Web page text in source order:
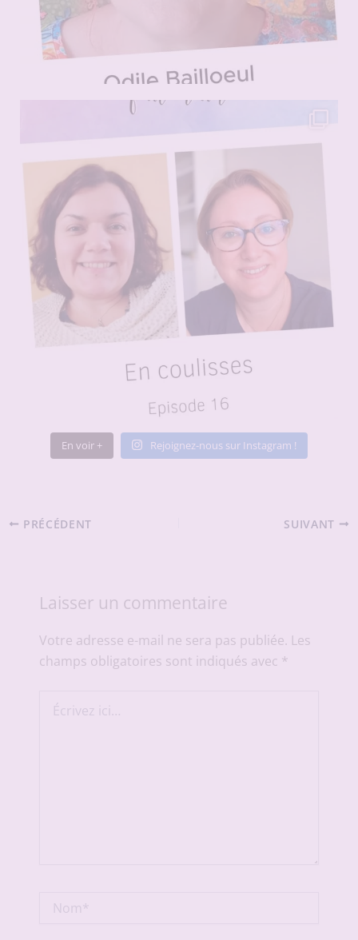
En voir + Rejoignez-nous sur Instagram !
PRÉCÉDENT SUIVANT
Laisser un commentaire
Votre adresse e-mail ne sera pas publiée. Les
champs obligatoires sont indiqués avec *
ici…